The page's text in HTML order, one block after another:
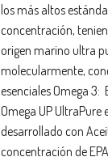
los más altos
concentración,
origen marino ultra
molecularmente,
esenciales Omega 3:
Omega UP UltraPure
desarrollado con
concentración de